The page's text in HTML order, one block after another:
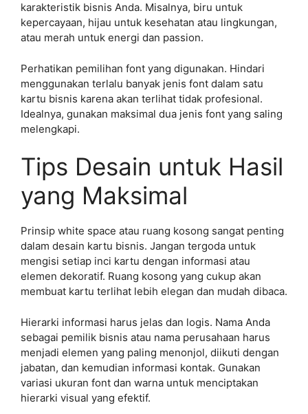
karakteristik bisnis Anda. Misalnya, biru untuk
kepercayaan, hijau untuk kesehatan atau lingkungan,
atau merah untuk energi dan passion.
Perhatikan pemilihan font yang digunakan. Hindari
menggunakan terlalu banyak jenis font dalam satu
kartu bisnis karena akan terlihat tidak profesional.
Idealnya, gunakan maksimal dua jenis font yang saling
melengkapi.
Tips Desain untuk Hasil
yang Maksimal
Prinsip white space atau ruang kosong sangat penting
dalam desain kartu bisnis. Jangan tergoda untuk
mengisi setiap inci kartu dengan informasi atau
elemen dekoratif. Ruang kosong yang cukup akan
membuat kartu terlihat lebih elegan dan mudah dibaca.
Hierarki informasi harus jelas dan logis. Nama Anda
sebagai pemilik bisnis atau nama perusahaan harus
menjadi elemen yang paling menonjol, diikuti dengan
jabatan, dan kemudian informasi kontak. Gunakan
variasi ukuran font dan warna untuk menciptakan
hierarki visual yang efektif.